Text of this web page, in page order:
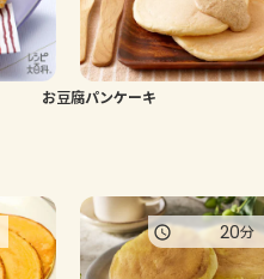
お豆腐パンケーキ
20分